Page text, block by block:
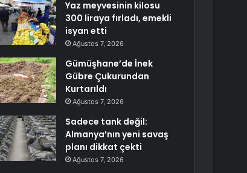
Yaz meyvesinin kilosu
300 liraya fırladı, emekli
isyan etti
Ağustos 7, 2026
Gümüşhane’de İnek
Gübre Çukurundan
Kurtarıldı
Ağustos 7, 2026
Sadece tank değil:
Almanya’nın yeni savaş
planı dikkat çekti
Ağustos 7, 2026